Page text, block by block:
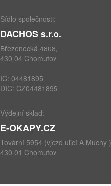
Sídlo společnosti:
DACHOS s.r.o.
Březenecká 4808,
430 04 Chomutov
IČ: 04481895
DIČ: CZ04481895
Výdejní sklad:
E-OKAPY.CZ
Tovární 5954 (vjezd ulicí A.Muchy )
430 01 Chomutov